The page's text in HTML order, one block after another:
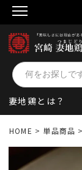
妻地鶏とは？
HOME 単品商品